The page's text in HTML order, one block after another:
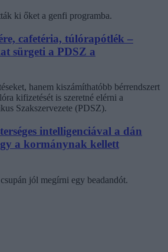
ki őket a genfi programba.
cafetéria, túlórapótlék –
sürgeti a PDSZ a
hanem kiszámíthatóbb bérrendszert
kifizetését is szeretné elérni a
Szakszervezete (PDSZ).
intelligenciával a dán
a kormánynak kellett
jól megírni egy beadandót.